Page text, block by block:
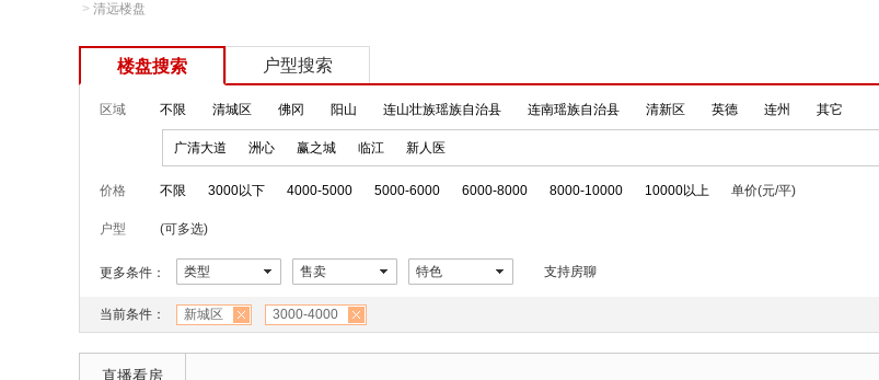
> 清远楼盘
楼盘搜索 户型搜索
区域 不限 清城区 佛冈 阳山 连山壮族瑶族自治县 连南瑶族自治县 清新区 英德 连州 其它
广清大道 洲心 赢之城 临江 新人医
价格 不限 3000以下 4000-5000 5000-6000 6000-8000 8000-10000 10000以上 单价(元/平)
户型 (可多选)
更多条件： 类型 售卖 特色 支持房聊
当前条件： 新城区 3000-4000
直播看房